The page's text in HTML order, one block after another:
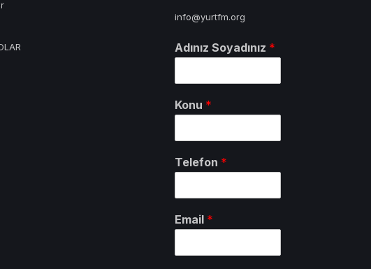
info@yurtfm.org
Adınız Soyadınız *
Konu *
Telefon *
Email *